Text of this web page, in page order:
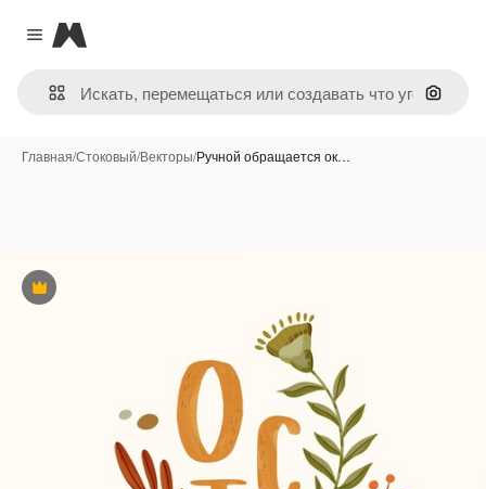
Close menu
Magnific
Поиск
Главная/Стоковый/Векторы/Ручной обращается ок…
Премиум